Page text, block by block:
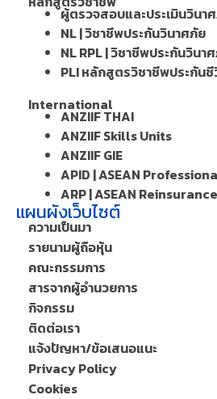
ผู้ตรวจสอบและประเมินวินา
NL | วิชาชีพประกันวินาศภัย
NL RPL | วิชาชีพประกันวิน
PLI หลักสูตรวิชาชีพประกัน
International
ANZIIF THAI
ANZIIF Skills Units
ANZIIF GIE
APID | ASEAN
ARP | ASEAN
แผนผังเว็บไซต์
ความเป็นมา
รายนามผู้ถือหุ้น
คณะกรรมการ
สารจากผู้อำนวยการ
กิจกรรม
ติดต่อเรา
แจ้งปัญหา/ข้อเสนอแนะ
Privacy Policy
Cookies